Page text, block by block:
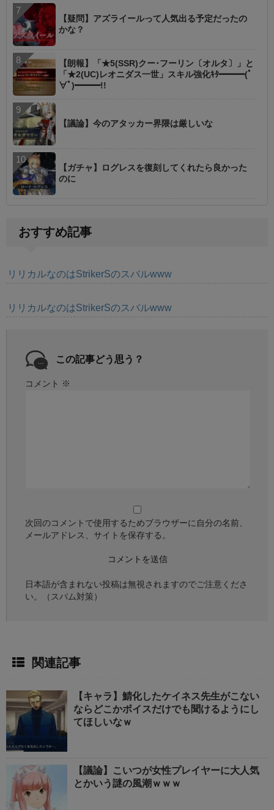
【疑問】アズライールって人気出る予定だったの
かな？
【朗報】「★5(SSR)クー･フーリン〔オルタ〕」と
「★2(UC)レオニダス一世」スキル強化ｷﾀ━━━(ﾟ
∀ﾟ)━━━!!
【議論】今のアタッカー界隈は厳しいな
【ガチャ】ログレスを復刻してくれたら良かった
のに
おすすめ記事
リリカルなのはStrikerSのスバルwww
リリカルなのはStrikerSのスバルwww
この記事どう思う？
コメント ※
次回のコメントで使用するためブラウザーに自分の名前、
メールアドレス、サイトを保存する。
日本語が含まれない投稿は無視されますのでご注意くださ
い。（スパム対策）
関連記事
【キャラ】鯖化したケイネス先生がこない
ならどこかボイスだけでも聞けるようにし
てほしいなｗ
【議論】こいつが女性プレイヤーに大人気
とかいう謎の風潮ｗｗｗ